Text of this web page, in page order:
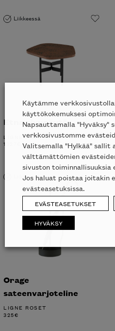
Liikkeessä
Etna sivupöytä
LIGNE ROSET
1327 UUSI
Liikkeessä
Orage
sateenvarjoteline
LIGNE ROSET
325€
Käytämme
käyttökokemuksesi
Napsauttamalla "Hyväksy"
verkkosivustomme
Valitsemalla "Hylkää" sallit
välttämättömien
sivuston
Jos haluat poistaa joitakin
evästeasetuksissa.
EVÄSTEASETUKSET
HYVÄKSY